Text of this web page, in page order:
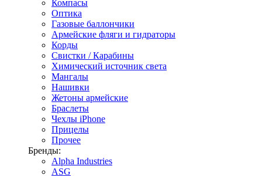
Компасы
Оптика
Газовые баллончики
Армейские фляги и гидраторы
Корды
Свистки / Карабины
Химический источник света
Мангалы
Нашивки
Жетоны армейские
Браслеты
Чехлы iPhone
Прицелы
Прочее
Бренды:
Alpha Industries
ASG